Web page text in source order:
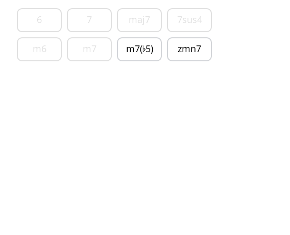
6 7 maj7 7sus4
m6 m7 m7(♭5) zmn7